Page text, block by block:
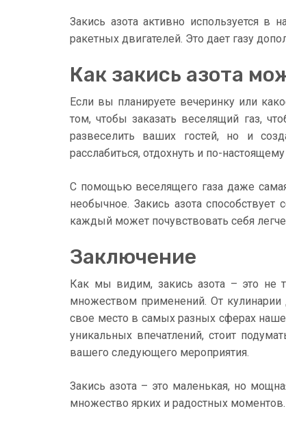
Закись азота активно используется в
ракетных двигателей. Это дает газу
Как закись азота
Если вы планируете вечеринку или
том, чтобы заказать веселящий газ,
развеселить ваших гостей, но и
расслабиться, отдохнуть и по-
С помощью веселящего газа даже
необычное. Закись азота
каждый может почувствовать себя
Заключение
Как мы видим, закись азота – это не
множеством применений. От кулинарии
свое место в самых разных сферах
уникальных впечатлений, стоит
вашего следующего мероприятия.
Закись азота – это маленькая, но
множество ярких и радостных